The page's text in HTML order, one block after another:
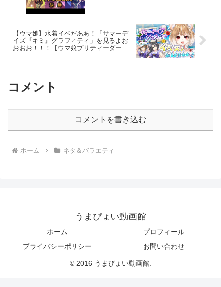
【ウマ娘】水着イベだああ！「サマーデ
イズ『キミ』グラフィティ」を見るよお
おおお！！！【ウマ娘プリティーダービ
コメント
コメントを書き込む
ホーム ネタ＆バラエティ
うまぴょい動画館
ホーム
プロフィール
プライバシーポリシー
お問い合わせ
© 2016 うまぴょい動画館.